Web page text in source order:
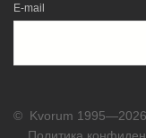
E-mail
© Kvorum 1995—2026
Политика